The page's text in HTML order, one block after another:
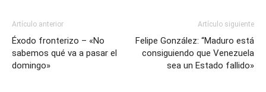
Artículo anterior
Éxodo fronterizo – «No
sabemos qué va a pasar el
domingo»
Artículo siguiente
Felipe González: “Maduro está
consiguiendo que Venezuela
sea un Estado fallido»